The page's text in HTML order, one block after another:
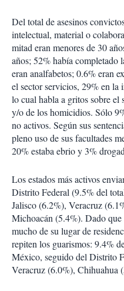
Del total de asesinos
intelectual, material o
mitad eran menores de 30
años; 52% había completado
eran analfabetos; 0.6% eran
el sector servicios, 29% en
lo cual habla a gritos sobre el
y/o de los homicidios. Sólo
no activos. Según sus
pleno uso de sus facultades
20% estaba ebrio y 3%
Los estados más activos
Distrito Federal (9.5% del
Jalisco (6.2%), Veracruz
Michoacán (5.4%). Dado que
mucho de su lugar de
repiten los guarismos: 9.4%
México, seguido del Distrito
Veracruz (6.0%), Chihuahua